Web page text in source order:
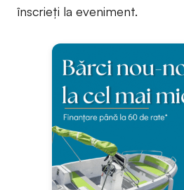
înscrieți la eveniment.